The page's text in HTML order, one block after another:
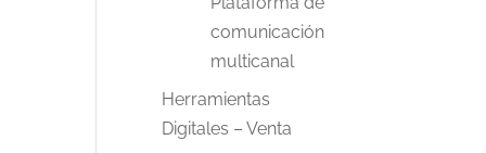
comunicación
multicanal
Herramientas
Digitales – Venta